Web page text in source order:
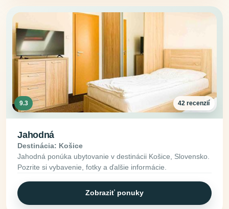
9.3 42 recenzií
Jahodná
Destinácia: Košice
Jahodná ponúka ubytovanie v destinácii Košice, Slovensko.
Pozrite si vybavenie, fotky a ďalšie informácie.
Zobraziť ponuky